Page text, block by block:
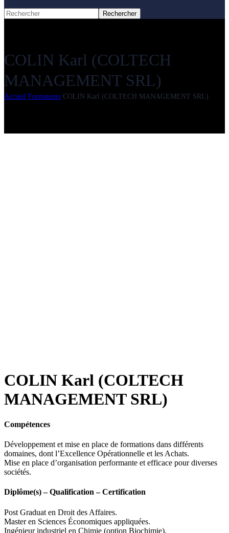
COLIN Karl (COLTECH
MANAGEMENT SRL)
Accueil Formateurs COLIN Karl (COLTECH MANAGEMENT SRL)
COLIN Karl (COLTECH
MANAGEMENT SRL)
Compétences
Développement et mise en place de formations dans différents
domaines, dont l’Excellence Opérationnelle et les Achats.
Mise en place d’organisation performante et efficace pour diverses
sociétés.
Diplôme(s) – Qualification – Certification
Post Graduat en Droit des Affaires.
Master en Sciences Économiques appliquées.
Ingénieur industriel en Chimie (option Biochimie).